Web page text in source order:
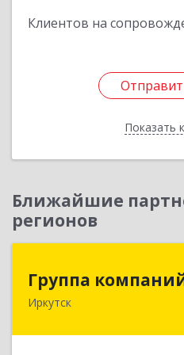
Клиентов на
Показать
Ближайшие
регионов
Группа
Иркутск
Группа
664007, Иркутская